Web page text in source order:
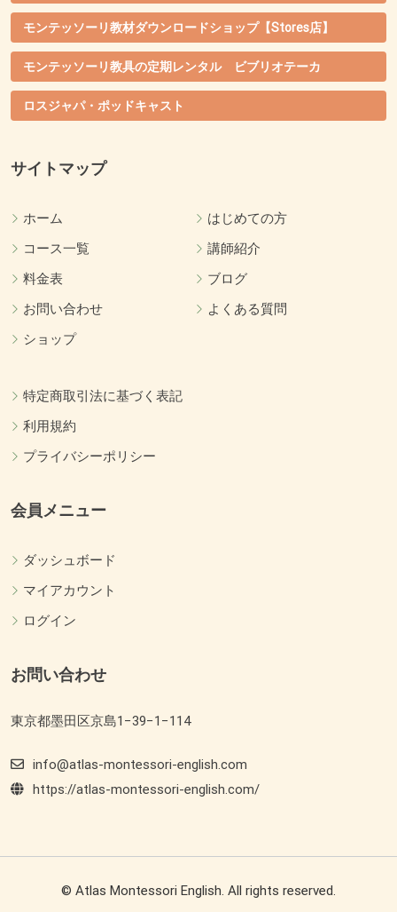
モンテッソーリ教材ダウンロードショップ【Stores店】
モンテッソーリ教具の定期レンタル ビブリオテーカ
ロスジャパ・ポッドキャスト
サイトマップ
ホーム
はじめての方
コース一覧
講師紹介
料金表
ブログ
お問い合わせ
よくある質問
ショップ
特定商取引法に基づく表記
利用規約
プライバシーポリシー
会員メニュー
ダッシュボード
マイアカウント
ログイン
お問い合わせ
東京都墨田区京島1−39−1−114
info@atlas-montessori-english.com
https://atlas-montessori-english.com/
© Atlas Montessori English. All rights reserved.